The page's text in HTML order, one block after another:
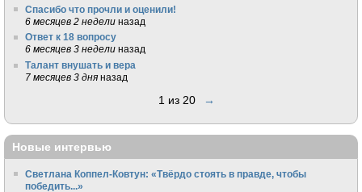
Спасибо что прочли и оценили!
6 месяцев 2 недели назад
Ответ к 18 вопросу
6 месяцев 3 недели назад
Талант внушать и вера
7 месяцев 3 дня назад
1 из 20 →
Новые интервью
Светлана Коппел-Ковтун: «Твёрдо стоять в правде, чтобы
победить...»